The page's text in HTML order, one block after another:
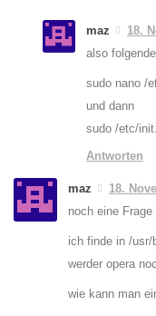
maz
18.
also
sudo nano /
und dann
sudo /etc/
Antworten
maz
18.
noch eine Frage
ich finde in /usr/
werder opera
wie kann man